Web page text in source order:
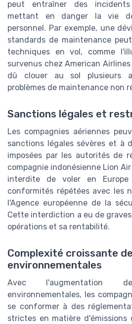
peut entraîner des
mettant en danger la vie
personnel. Par exemple, une
standards de maintenance
techniques en vol, comme
survenus chez American
dû clouer au sol plusieurs
problèmes de maintenance non
Sanctions légales et
Les compagnies aériennes
sanctions légales sévères et à
imposées par les autorités de
compagnie indonésienne Lion
interdite de voler en
conformités répétées avec les
l'Agence européenne de la
Cette interdiction a eu de
opérations et sa rentabilité.
Complexité croissante
environnementales
Avec l'augmentation
environnementales, les
se conformer à des
strictes en matière d'émissions